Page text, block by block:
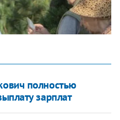
полностью
зарплат